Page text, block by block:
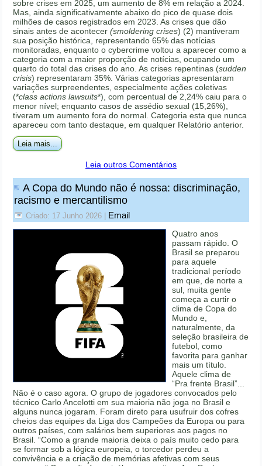
sobre crises em 2025, um aumento de 8% em relação a 2024.
Mas, ainda significativamente abaixo do pico de quase dois
milhões de casos registrados em 2023. As crises que dão
sinais antes de acontecer(smoldering crises) (2) mantiveram
sua posição histórica, representando 65% das notícias
monitoradas, enquanto o cybercrime voltou a aparecer como a
categoria com a maior proporção de notícias, ocupando um
quarto do total das crises do ano. As crises repentinas (sudden
crisis) representaram 35%. Várias categorias apresentaram
variações surpreendentes, especialmente ações coletivas
(*class actions lawsuits*), com percentual de 2,24% caiu para o
menor nível; enquanto casos de assédio sexual (15,26%),
tiveram um aumento fora do normal. Categoria esta que nunca
apareceu com tanto destaque, em qualquer Relatório anterior.
Leia mais...
Leia outros Comentários
A Copa do Mundo não é nossa: discriminação,
racismo e mercantilismo
Criado: 17 Junho 2026 Email
Quatro anos
passam rápido. O
Brasil se preparou
para aquele
tradicional período
em que, de norte a
sul, muita gente
começa a curtir o
clima de Copa do
Mundo e,
naturalmente, da
seleção brasileira de
futebol, como
favorita para ganhar
mais um título.
Aquele clima de
“Pra frente Brasil”...
Não é o caso agora. O grupo de jogadores convocados pelo
técnico Carlo Ancelotti em sua maioria não joga no Brasil e
alguns nunca jogaram. Foram direto para usufruir dos cofres
cheios das equipes da Liga dos Campeões da Europa ou para
outros países, com salários bem superiores aos pagos no
Brasil. “Como a grande maioria deixa o país muito cedo para
se formar sob a lógica europeia, o torcedor perdeu a
convivência e a criação de memórias afetivas com seus